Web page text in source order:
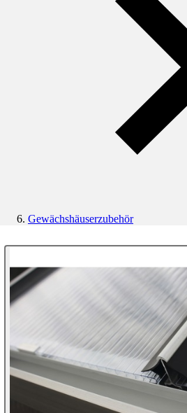
Gewächshäuserzubehör